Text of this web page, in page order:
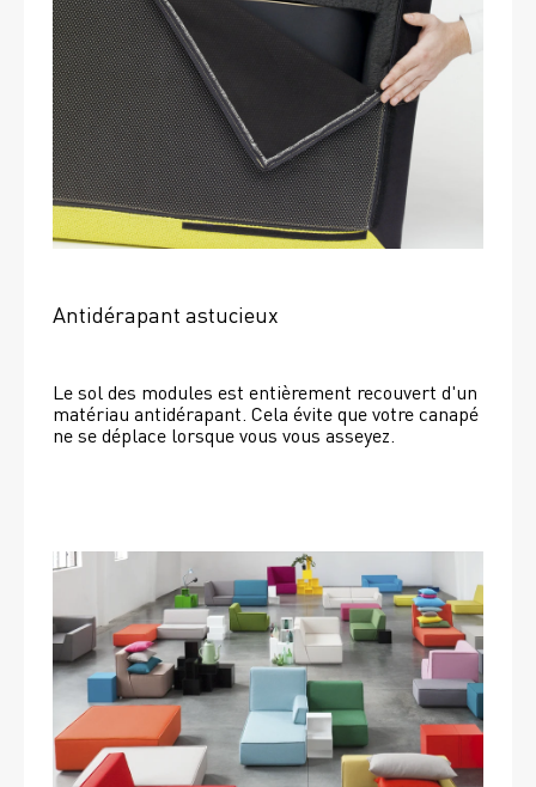
Antidérapant astucieux
Le sol des modules est entièrement recouvert d'un
matériau antidérapant. Cela évite que votre canapé
ne se déplace lorsque vous vous asseyez.